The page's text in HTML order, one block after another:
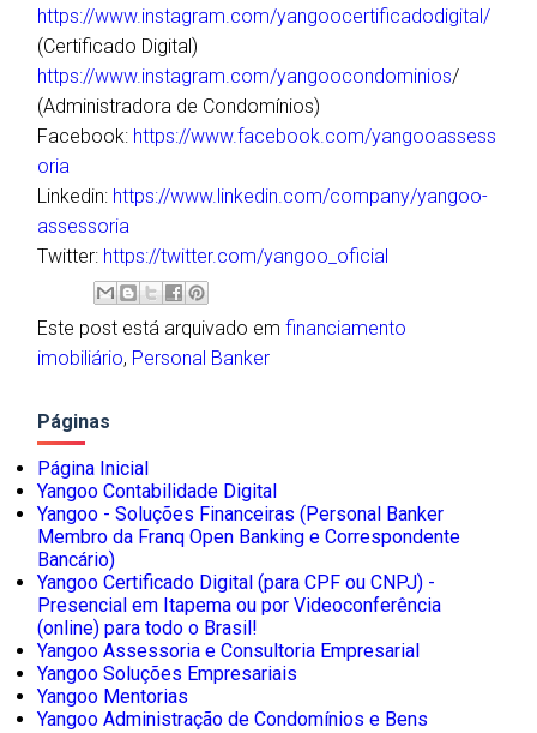
https://www.instagram.com/yangoocertificadodigital/
(Certificado Digital)
https://www.instagram.com/yangoocondominios/
(Administradora de Condomínios)
Facebook: https://www.facebook.com/yangooassess
oria
Linkedin: https://www.linkedin.com/company/yangoo-
assessoria
Twitter: https://twitter.com/yangoo_oficial
Este post está arquivado emfinanciamento
imobiliário, Personal Banker
Páginas
Página Inicial
Yangoo Contabilidade Digital
Yangoo - Soluções Financeiras (Personal Banker
Membro da Franq Open Banking e Correspondente
Bancário)
Yangoo Certificado Digital (para CPF ou CNPJ) -
Presencial em Itapema ou por Videoconferência
(online) para todo o Brasil!
Yangoo Assessoria e Consultoria Empresarial
Yangoo Soluções Empresariais
Yangoo Mentorias
Yangoo Administração de Condomínios e Bens